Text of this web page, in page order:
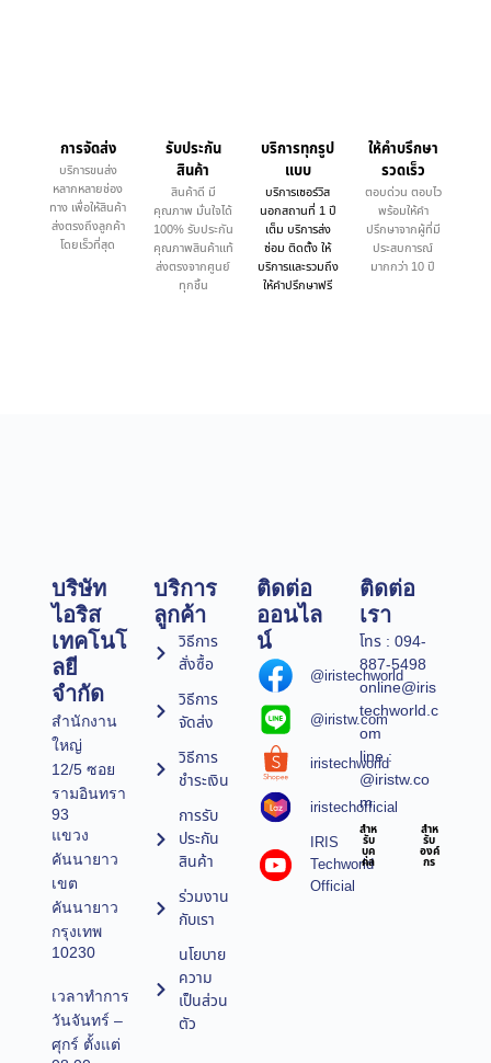
การจัดส่ง
บริการขนส่ง
หลากหลายช่อง
ทาง เพื่อให้สินค้า
ส่งตรงถึงลูกค้า
โดยเร็วที่สุด
รับประกัน
สินค้า
สินค้าดี มี
คุณภาพ มั่นใจได้
100% รับประกัน
คุณภาพสินค้าแท้
ส่งตรงจากศูนย์
ทุกชิ้น
บริการทุกรูป
แบบ
บริการเซอร์วิส
นอกสถานที่ 1 ปี
เต็ม บริการส่ง
ซ่อม ติดตั้ง ให้
บริการและรวมถึง
ให้คำปรึกษาฟรี
ให้คำบรึกษา
รวดเร็ว
ตอบด่วน ตอบไว
พร้อมให้คำ
ปรึกษาจากผู้ที่มี
ประสบการณ์
มากกว่า 10 ปี
บริษัท
ไอริส
เทคโนโ
ลยี
จำกัด
สำนักงาน
ใหญ่
12/5 ซอย
รามอินทรา
93
แขวง
คันนายาว
เขต
คันนายาว
กรุงเทพ
10230
เวลาทำการ
วันจันทร์ –
ศุกร์ ตั้งแต่
บริการ
ลูกค้า
วิธีการ
สั่งซื้อ
วิธีการ
จัดส่ง
วิธีการ
ชำระเงิน
การรับ
ประกัน
สินค้า
ร่วมงาน
กับเรา
นโยบาย
ความ
เป็นส่วน
ตัว
ติดต่อ
ออนไล
น์
@iristechworld
@iristw.com
iristechworld
iristechofficial
IRIS
Techworld
Official
ติดต่อ
เรา
โทร : 094-
887-5498
online@iris
techworld.c
om
line :
@iristw.co
m
สำห
รับ
บุค
คล
สำห
รับ
องค์
กร